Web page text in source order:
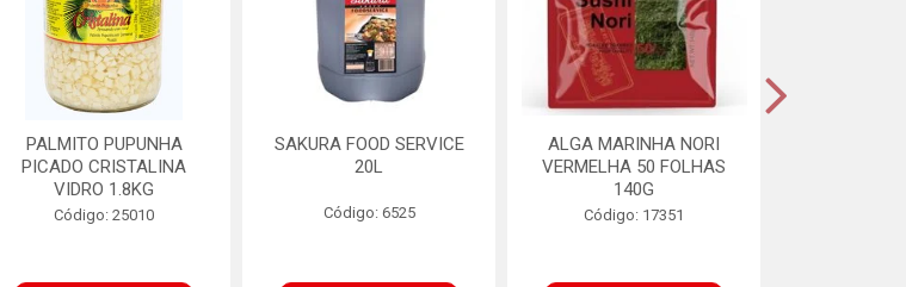
PALMITO PUPUNHA
PICADO CRISTALINA
VIDRO 1.8KG
Código: 25010
SAKURA FOOD SERVICE
20L
Código: 6525
ALGA MARINHA NORI
VERMELHA 50 FOLHAS
140G
Código: 17351